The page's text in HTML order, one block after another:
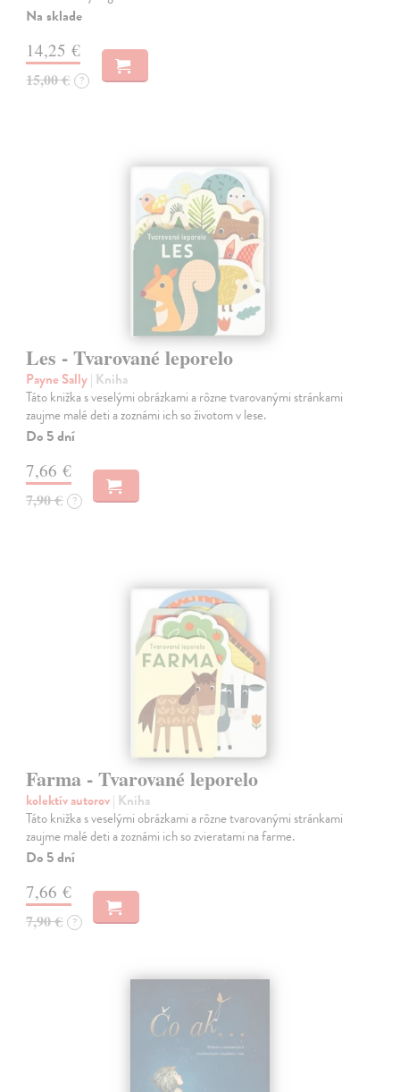
Na sklade
14,25 €
15,00 € ?
Les - Tvarované leporelo
Payne Sally| Kniha
Táto knižka s veselými obrázkami a rôzne tvarovanými stránkami
zaujme malé deti a zoznámi ich so životom v lese.
Do 5 dní
7,66 €
7,90 € ?
Farma - Tvarované leporelo
kolektív autorov| Kniha
Táto knižka s veselými obrázkami a rôzne tvarovanými stránkami
zaujme malé deti a zoznámi ich so zvieratami na farme.
Do 5 dní
7,66 €
7,90 € ?